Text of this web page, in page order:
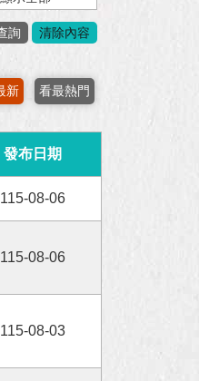
新 看最熱門
發布日期
115-08-06
115-08-06
115-08-03